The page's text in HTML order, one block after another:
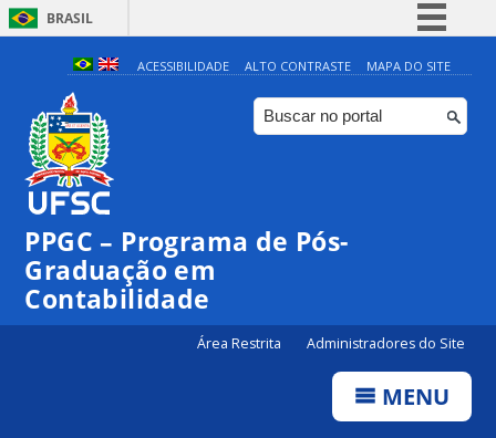
BRASIL
Simplifique!
Comunica BR
Participe
Canais
ACESSIBILIDADE ALTO CONTRASTE MAPA DO SITE
PPGC – Programa de Pós-
Graduação em
Contabilidade
Área Restrita Administradores do Site
MENU